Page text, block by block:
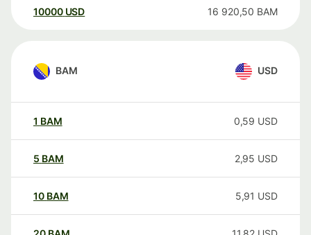
10000 USD 16 920,50 BAM
BAM USD
1 BAM 0,59 USD
5 BAM 2,95 USD
10 BAM 5,91 USD